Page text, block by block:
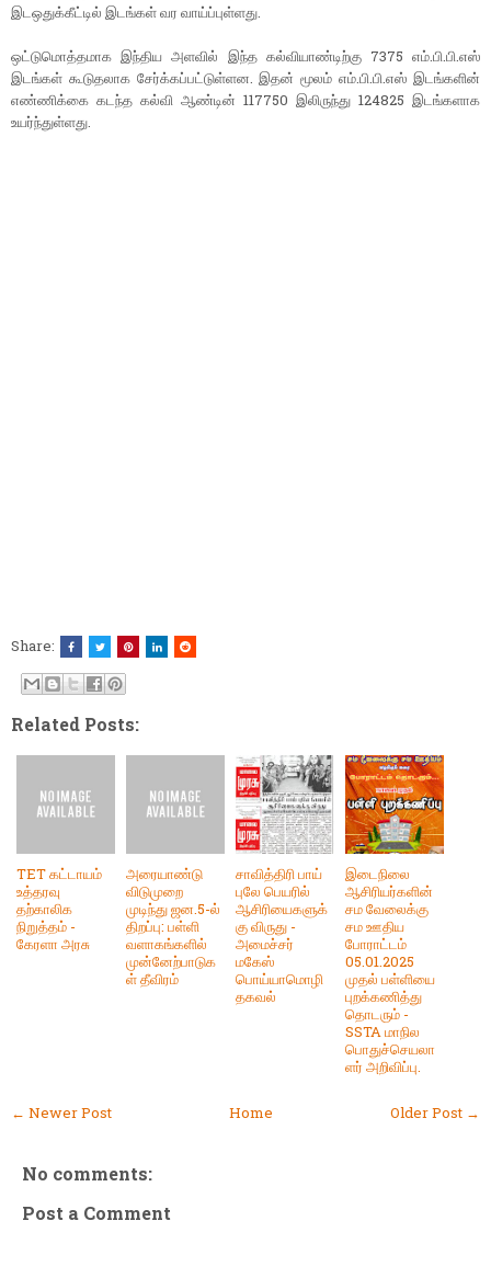
இடஒதுக்கீட்டில் இடங்கள் வர வாய்ப்புள்ளது.
ஒட்டுமொத்தமாக இந்திய அளவில் இந்த கல்வியாண்டிற்கு 7375 எம்.பி.பி.எஸ்
இடங்கள் கூடுதலாக சேர்க்கப்பட்டுள்ளன. இதன் மூலம் எம்.பி.பி.எஸ் இடங்களின்
எண்ணிக்கை கடந்த கல்வி ஆண்டின் 117750 இலிருந்து 124825 இடங்களாக
உயர்ந்துள்ளது.
Share:
Related Posts:
TET கட்டாயம்
உத்தரவு
தற்காலிக
நிறுத்தம் -
கேரளா அரசு
அரையாண்டு
விடுமுறை
முடிந்து ஜன.5-ல்
திறப்பு: பள்ளி
வளாகங்களில்
முன்னேற்பாடுக
ள் தீவிரம்
சாவித்திரி பாய்
புலே பெயரில்
ஆசிரியைகளுக்
கு விருது -
அமைச்சர்
மகேஸ்
பொய்யாமொழி
தகவல்
இடைநிலை
ஆசிரியர்களின்
சம வேலைக்கு
சம ஊதிய
போராட்டம்
05.01.2025
முதல் பள்ளியை
புறக்கணித்து
தொடரும் -
SSTA மாநில
பொதுச்செயலா
ளர் அறிவிப்பு.
← Newer Post Older Post →
Home
No comments:
Post a Comment